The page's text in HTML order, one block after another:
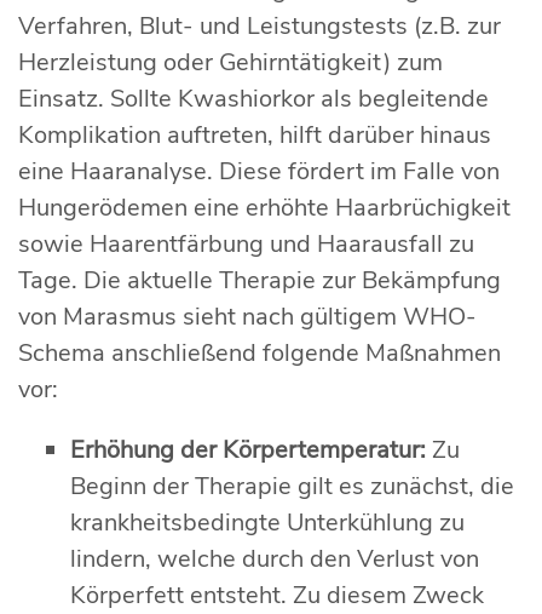
Verfahren, Blut- und Leistungstests (z.B. zur
Herzleistung oder Gehirntätigkeit) zum
Einsatz. Sollte Kwashiorkor als begleitende
Komplikation auftreten, hilft darüber hinaus
eine Haaranalyse. Diese fördert im Falle von
Hungerödemen eine erhöhte Haarbrüchigkeit
sowie Haarentfärbung und Haarausfall zu
Tage. Die aktuelle Therapie zur Bekämpfung
von Marasmus sieht nach gültigem WHO-
Schema anschließend folgende Maßnahmen
vor:
Erhöhung der Körpertemperatur: Zu
Beginn der Therapie gilt es zunächst, die
krankheitsbedingte Unterkühlung zu
lindern, welche durch den Verlust von
Körperfett entsteht. Zu diesem Zweck